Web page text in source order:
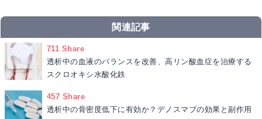
関連記事
711 Share
透析中の血液のバランスを改善、高リン酸血症を治療する
スクロオキシ水酸化鉄
457 Share
透析中の骨密度低下に有効か？デノスマブの効果と副作用